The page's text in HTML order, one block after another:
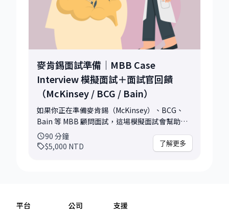
麥肯錫面試準備｜MBB Case
Interview 模擬面試＋面試官回饋
（McKinsey / BCG / Bain）
如果你正在準備麥肯錫（McKinsey）、BCG、
Bain 等 MBB 顧問面試，這場模擬面試會幫助你
快速掌握真正的面試標準。 由前 MBB 面試官、
現任 Mastercard 產品總監（Product
Director）親自帶領，我會以面試官視角，帶你
理顧問，並實際參與多年的面試官工作，熟悉
90 分鐘
$5,000 NTD 了解更多
平台 公司 支援